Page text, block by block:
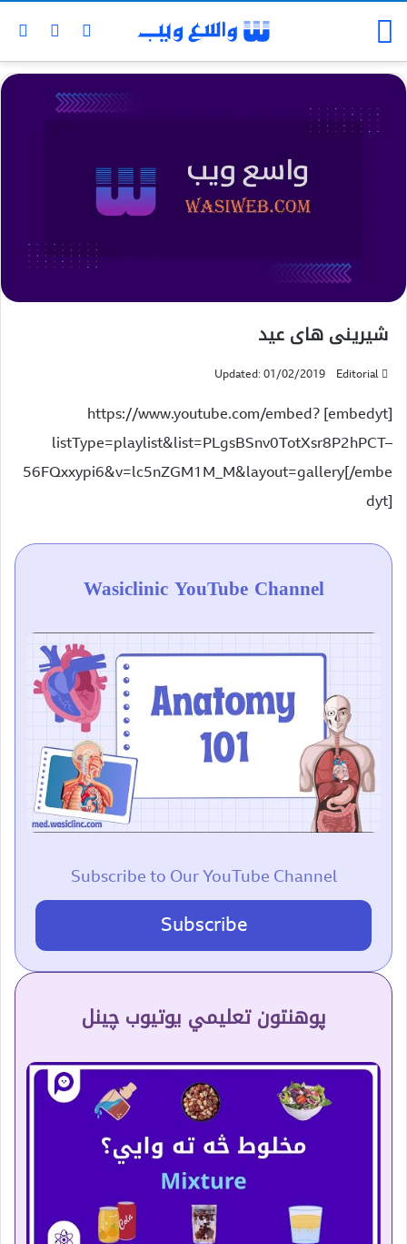
شیرینی های عید
Editorial
Updated: 01/02/2019
[embedyt] https://www.youtube.com/embed?
listType=playlist&list=PLgsBSnv0TotXsr8P2hPCT–
56FQxxypi6&v=lc5nZGM1M_M&layout=gallery[/embe
dyt]
Wasiclinic YouTube Channel
Subscribe to Our YouTube Channel
Subscribe
پوهنتون تعلیمي یوتیوب چینل